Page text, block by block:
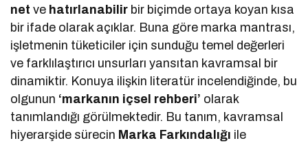
net ve hatırlanabilir bir biçimde ortaya koyan kısa
bir ifade olarak açıklar. Buna göre marka mantrası,
işletmenin tüketiciler için sunduğu temel değerleri
ve farklılaştırıcı unsurları yansıtan kavramsal bir
dinamiktir. Konuya ilişkin literatür incelendiğinde, bu
olgunun ‘markanın içsel rehberi’ olarak
tanımlandığı görülmektedir. Bu tanım, kavramsal
hiyerarşide sürecin Marka Farkındalığı ile